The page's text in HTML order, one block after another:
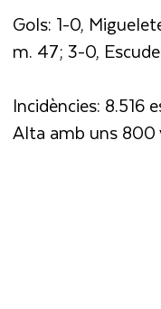
Gols: 1-0,
m. 47; 3-0,
Incidències: 8.516
Alta amb uns 800